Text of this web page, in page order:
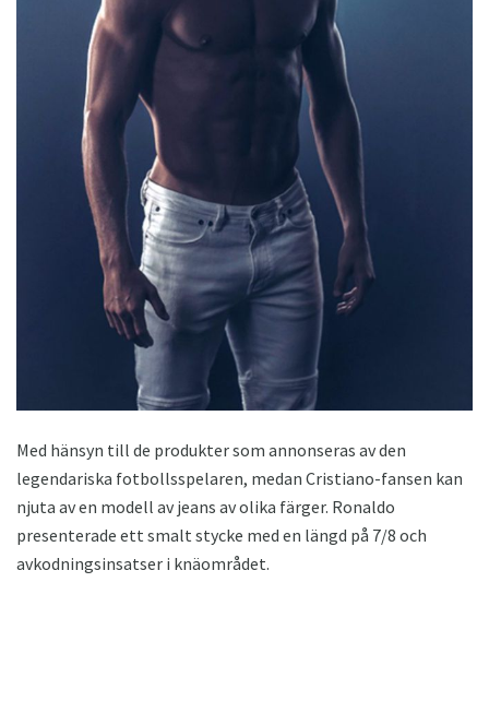
Med hänsyn till de produkter som annonseras av den
legendariska fotbollsspelaren, medan Cristiano-fansen kan
njuta av en modell av jeans av olika färger. Ronaldo
presenterade ett smalt stycke med en längd på 7/8 och
avkodningsinsatser i knäområdet.